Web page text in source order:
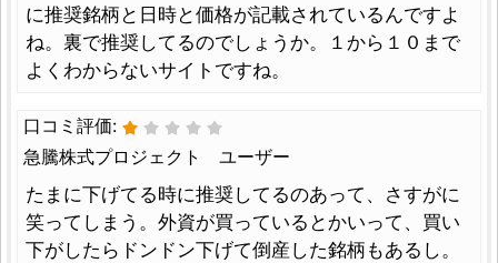
に推奨銘柄と日時と価格が記載されているんですよ
ね。裏で推奨してるのでしょうか。１から１０まで
よくわからないサイトですね。
口コミ評価:
急騰株式プロジェクト ユーザー
たまに下げてる時に推奨してるのあって、さすがに
笑ってしまう。外資が買っているとかいって、買い
下がしたらドンドン下げて倒産した銘柄もあるし。